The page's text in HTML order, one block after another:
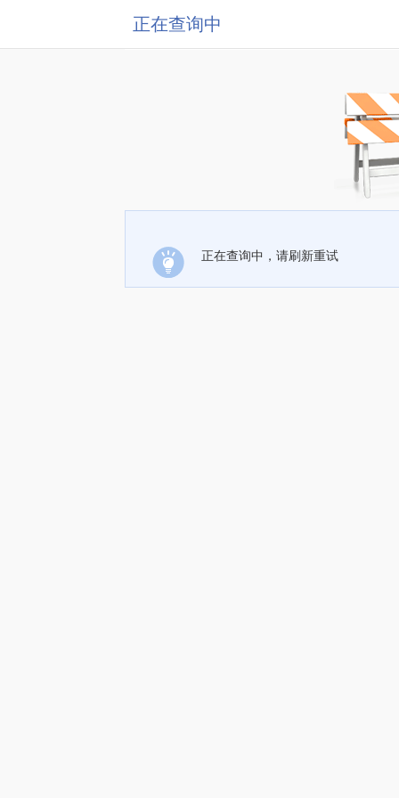
正在查询中
正在查询中，请刷新重试